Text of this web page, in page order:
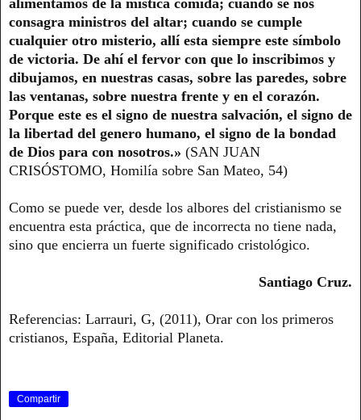
consagra ministros del altar; cuando se cumple
cualquier otro misterio, allí esta siempre este símbolo
de victoria. De ahí el fervor con que lo inscribimos y
dibujamos, en nuestras casas, sobre las paredes, sobre
las ventanas, sobre nuestra frente y en el corazón.
Porque este es el signo de nuestra salvación, el signo de
la libertad del genero humano, el signo de la bondad
de Dios para con nosotros.» (SAN JUAN
CRISÓSTOMO, Homilía sobre San Mateo, 54)
Como se puede ver, desde los albores del cristianismo se
encuentra esta práctica, que de incorrecta no tiene nada,
sino que encierra un fuerte significado cristológico.
Santiago Cruz.
Referencias: Larrauri, G, (2011), Orar con los primeros
cristianos, España, Editorial Planeta.
Compartir